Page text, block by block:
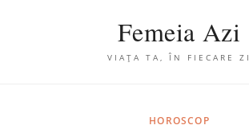
Femeia Azi
VIAȚA TA, ÎN FIECARE ZI
HOROSCOP